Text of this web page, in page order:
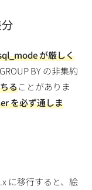
が厳しく
BY の非集約
ることがありま
を必ず通しま
に移行すると、絵